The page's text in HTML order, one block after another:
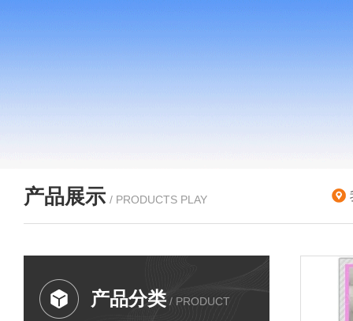
产品展示 / PRODUCTS PLAY
产品分类 / PRODUCT